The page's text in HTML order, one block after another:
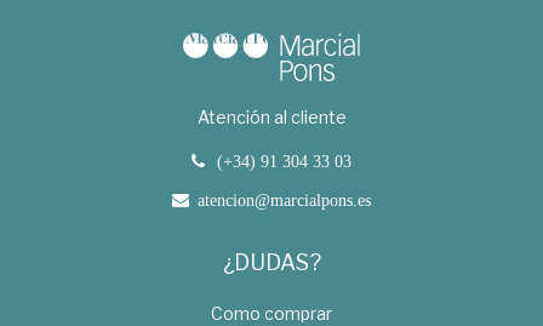
Atención al cliente
(+34) 91 304 33 03
atencion@marcialpons.es
¿DUDAS?
Como comprar